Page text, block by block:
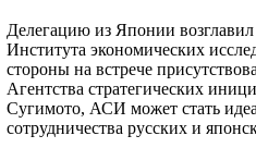
Делегацию из Японии
Института экономических
стороны на встрече
Агентства стратегических
Сугимото, АСИ может стать
сотрудничества русских и